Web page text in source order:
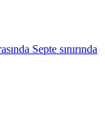
Septe sınırında